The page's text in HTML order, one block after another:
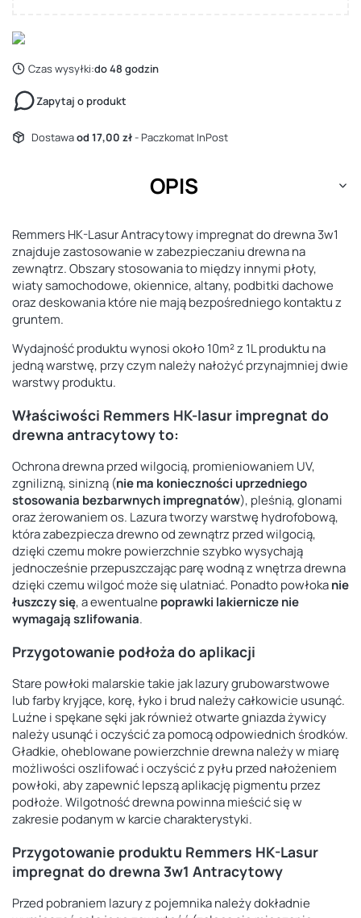
Czas wysyłki:do 48 godzin
Zapytaj o produkt
Dostawaod 17,00 zł- Paczkomat InPost
OPIS
Remmers HK-Lasur Antracytowy impregnat do drewna 3w1
znajduje zastosowanie w zabezpieczaniu drewna na
zewnątrz. Obszary stosowania to między innymi płoty,
wiaty samochodowe, okiennice, altany, podbitki dachowe
oraz deskowania które nie mają bezpośredniego kontaktu z
gruntem.
Wydajność produktu wynosi około 10m² z 1L produktu na
jedną warstwę, przy czym należy nałożyć przynajmniej dwie
warstwy produktu.
Właściwości Remmers HK-lasur impregnat do
drewna antracytowy to:
Ochrona drewna przed wilgocią, promieniowaniem UV,
zgnilizną, sinizną (nie ma konieczności uprzedniego
stosowania bezbarwnych impregnatów), pleśnią, glonami
oraz żerowaniem os. Lazura tworzy warstwę hydrofobową,
która zabezpiecza drewno od zewnątrz przed wilgocią,
dzięki czemu mokre powierzchnie szybko wysychają
jednocześnie przepuszczając parę wodną z wnętrza drewna
dzięki czemu wilgoć może się ulatniać. Ponadto powłokanie
łuszczy się, a ewentualnepoprawki lakiernicze nie
wymagają szlifowania.
Przygotowanie podłoża do aplikacji
Stare powłoki malarskie takie jak lazury grubowarstwowe
lub farby kryjące, korę, łyko i brud należy całkowicie usunąć.
Luźne i spękane sęki jak również otwarte gniazda żywicy
należy usunąć i oczyścić za pomocą odpowiednich środków.
Gładkie, oheblowane powierzchnie drewna należy w miarę
możliwości oszlifować i oczyścić z pyłu przed nałożeniem
powłoki, aby zapewnić lepszą aplikację pigmentu przez
podłoże. Wilgotność drewna powinna mieścić się w
zakresie podanym w karcie charakterystyki.
Przygotowanie produktu Remmers HK-Lasur
impregnat do drewna 3w1 Antracytowy
Przed pobraniem lazury z pojemnika należy dokładnie